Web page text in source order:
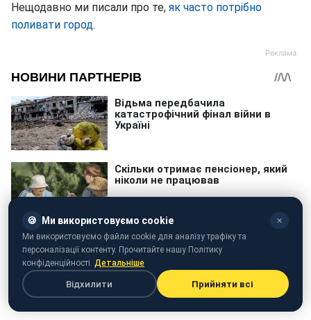
Нещодавно ми писали про те, як часто потрібно
поливати город.
🍪 Ми використовуємо cookie ✕
Ми використовуємо файли cookie для аналізу трафіку та
персоналізації контенту. Прочитайте нашу Політику
конфіденційності. Детальніше
Відхилити Прийняти всі